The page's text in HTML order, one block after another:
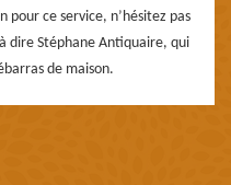
pour ce service, n’hésitez pas
dire Stéphane Antiquaire, qui
de maison.